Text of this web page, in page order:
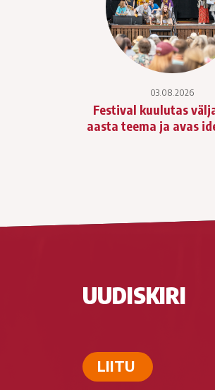
03.08.2026
Festival kuulutas
aasta teema ja avas
UUDISKIRI
LIITU